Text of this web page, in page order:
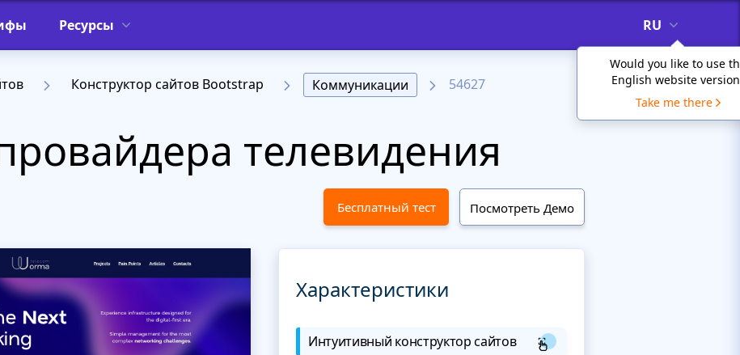
Ресурсы RU
Would you like to use
English website
Take me there
Конструктор сайтов Bootstrap Коммуникации 54627
телевидения
Бесплатный тест Посмотреть Демо
Характеристики
Интуитивный конструктор сайтов